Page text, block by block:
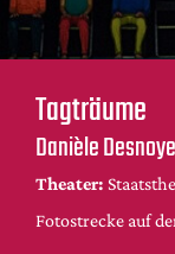
Bühnenwelt
Festivals &
Menschen &
Themen
Nachrufe
Medientipps
Tagträume
Danièle
Theater:
Fotostrecke auf